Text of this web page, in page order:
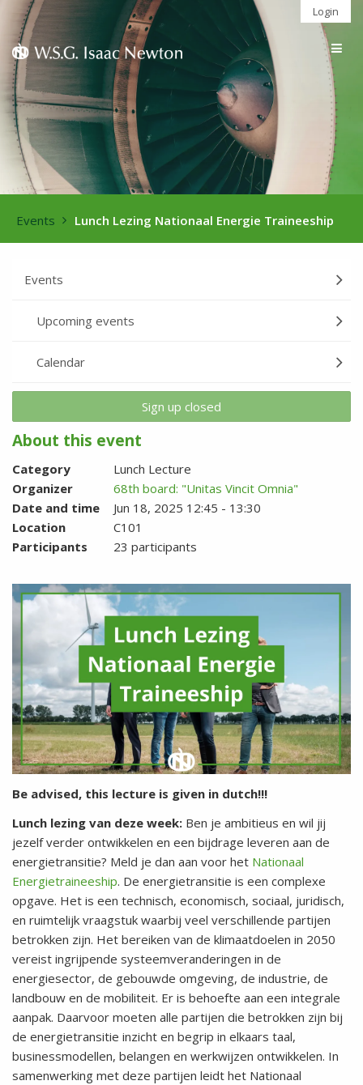
Login
Events Lunch Lezing Nationaal Energie Traineeship
Events
Upcoming events
Calendar
Sign up closed
About this event
Category
Lunch Lecture
Organizer
68th board: "Unitas Vincit Omnia"
Date and time
Jun 18, 2025 12:45 - 13:30
Location
C101
Participants
23 participants
Be advised, this lecture is given in dutch!!!
Lunch lezing van deze week: Ben je ambitieus en wil jij
jezelf verder ontwikkelen en een bijdrage leveren aan de
energietransitie? Meld je dan aan voor het Nationaal
Energietraineeship. De energietransitie is een complexe
opgave. Het is een technisch, economisch, sociaal, juridisch,
en ruimtelijk vraagstuk waarbij veel verschillende partijen
betrokken zijn. Het bereiken van de klimaatdoelen in 2050
vereist ingrijpende systeemveranderingen in de
energiesector, de gebouwde omgeving, de industrie, de
landbouw en de mobiliteit. Er is behoefte aan een integrale
aanpak. Daarvoor moeten alle partijen die betrokken zijn bij
de energietransitie inzicht en begrip in elkaars taal,
businessmodellen, belangen en werkwijzen ontwikkelen. In
samenwerking met deze partijen leidt het Nationaal